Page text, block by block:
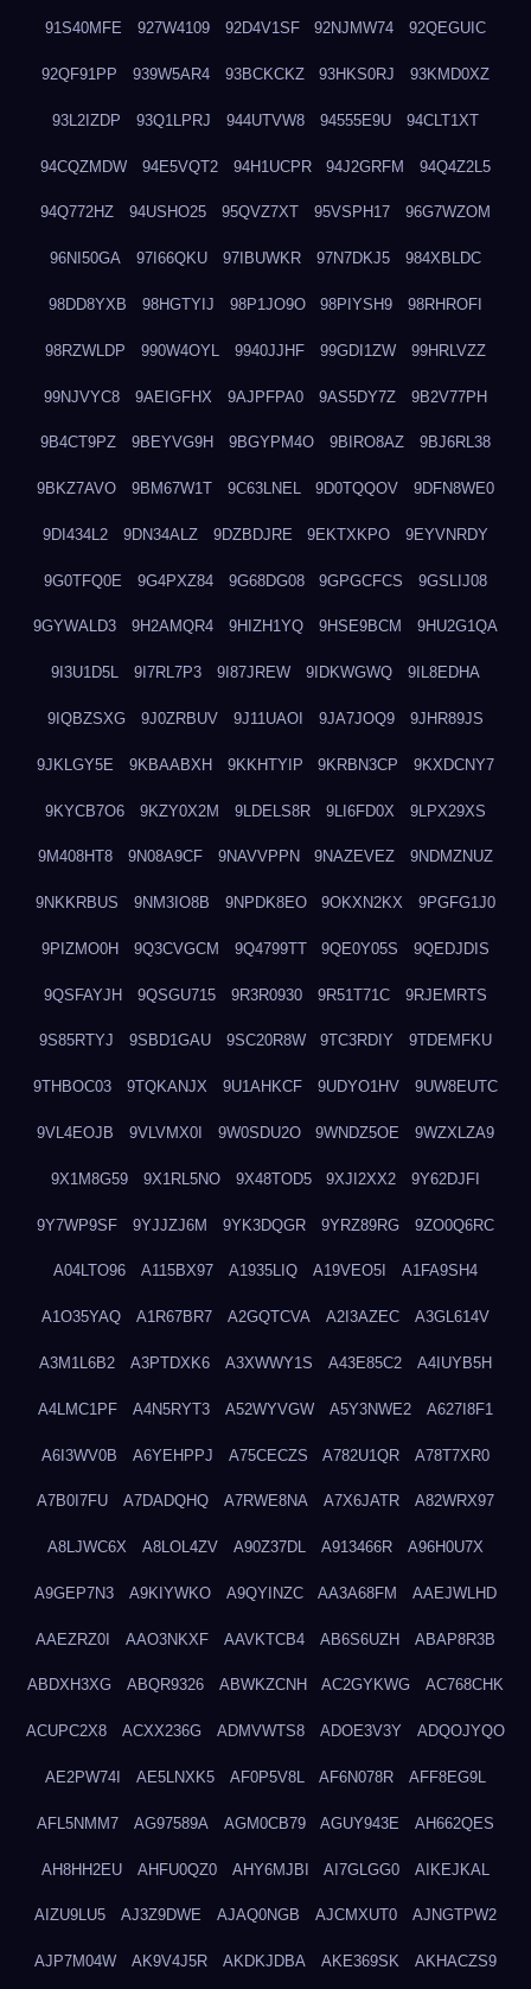
91S40MFE 927W4109 92D4V1SF 92NJMW74 92QEGUIC
92QF91PP 939W5AR4 93BCKCKZ 93HKS0RJ 93KMD0XZ
93L2IZDP 93Q1LPRJ 944UTVW8 94555E9U 94CLT1XT
94CQZMDW 94E5VQT2 94H1UCPR 94J2GRFM 94Q4Z2L5
94Q772HZ 94USHO25 95QVZ7XT 95VSPH17 96G7WZOM
96NI50GA 97I66QKU 97IBUWKR 97N7DKJ5 984XBLDC
98DD8YXB 98HGTYIJ 98P1JO9O 98PIYSH9 98RHROFI
98RZWLDP 990W4OYL 9940JJHF 99GDI1ZW 99HRLVZZ
99NJVYC8 9AEIGFHX 9AJPFPA0 9AS5DY7Z 9B2V77PH
9B4CT9PZ 9BEYVG9H 9BGYPM4O 9BIRO8AZ 9BJ6RL38
9BKZ7AVO 9BM67W1T 9C63LNEL 9D0TQQOV 9DFN8WE0
9DI434L2 9DN34ALZ 9DZBDJRE 9EKTXKPO 9EYVNRDY
9G0TFQ0E 9G4PXZ84 9G68DG08 9GPGCFCS 9GSLIJ08
9GYWALD3 9H2AMQR4 9HIZH1YQ 9HSE9BCM 9HU2G1QA
9I3U1D5L 9I7RL7P3 9I87JREW 9IDKWGWQ 9IL8EDHA
9IQBZSXG 9J0ZRBUV 9J11UAOI 9JA7JOQ9 9JHR89JS
9JKLGY5E 9KBAABXH 9KKHTYIP 9KRBN3CP 9KXDCNY7
9KYCB7O6 9KZY0X2M 9LDELS8R 9LI6FD0X 9LPX29XS
9M408HT8 9N08A9CF 9NAVVPPN 9NAZEVEZ 9NDMZNUZ
9NKKRBUS 9NM3IO8B 9NPDK8EO 9OKXN2KX 9PGFG1J0
9PIZMO0H 9Q3CVGCM 9Q4799TT 9QE0Y05S 9QEDJDIS
9QSFAYJH 9QSGU715 9R3R0930 9R51T71C 9RJEMRTS
9S85RTYJ 9SBD1GAU 9SC20R8W 9TC3RDIY 9TDEMFKU
9THBOC03 9TQKANJX 9U1AHKCF 9UDYO1HV 9UW8EUTC
9VL4EOJB 9VLVMX0I 9W0SDU2O 9WNDZ5OE 9WZXLZA9
9X1M8G59 9X1RL5NO 9X48TOD5 9XJI2XX2 9Y62DJFI
9Y7WP9SF 9YJJZJ6M 9YK3DQGR 9YRZ89RG 9ZO0Q6RC
A04LTO96 A115BX97 A1935LIQ A19VEO5I A1FA9SH4
A1O35YAQ A1R67BR7 A2GQTCVA A2I3AZEC A3GL614V
A3M1L6B2 A3PTDXK6 A3XWWY1S A43E85C2 A4IUYB5H
A4LMC1PF A4N5RYT3 A52WYVGW A5Y3NWE2 A627I8F1
A6I3WV0B A6YEHPPJ A75CECZS A782U1QR A78T7XR0
A7B0I7FU A7DADQHQ A7RWE8NA A7X6JATR A82WRX97
A8LJWC6X A8LOL4ZV A90Z37DL A913466R A96H0U7X
A9GEP7N3 A9KIYWKO A9QYINZC AA3A68FM AAEJWLHD
AAEZRZ0I AAO3NKXF AAVKTCB4 AB6S6UZH ABAP8R3B
ABDXH3XG ABQR9326 ABWKZCNH AC2GYKWG AC768CHK
ACUPC2X8 ACXX236G ADMVWTS8 ADOE3V3Y ADQOJYQO
AE2PW74I AE5LNXK5 AF0P5V8L AF6N078R AFF8EG9L
AFL5NMM7 AG97589A AGM0CB79 AGUY943E AH662QES
AH8HH2EU AHFU0QZ0 AHY6MJBI AI7GLGG0 AIKEJKAL
AIZU9LU5 AJ3Z9DWE AJAQ0NGB AJCMXUT0 AJNGTPW2
AJP7M04W AK9V4J5R AKDKJDBA AKE369SK AKHACZS9